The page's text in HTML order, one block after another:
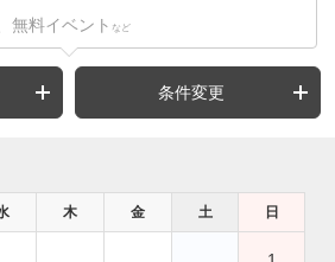
無料イベント など
条件変更
木 金 土 日